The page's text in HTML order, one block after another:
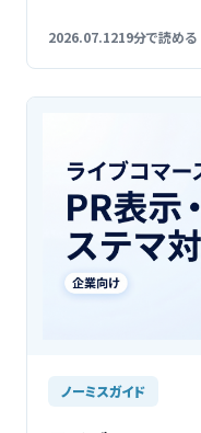
2026.07.1219分で読める
ノーミスガイド